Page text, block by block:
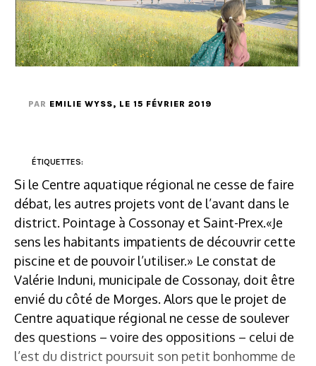
PAR EMILIE WYSS, LE 15 FÉVRIER 2019
ÉTIQUETTES:
Si le Centre aquatique régional ne cesse de faire
débat, les autres projets vont de l’avant dans le
district. Pointage à Cossonay et Saint-Prex.«Je
sens les habitants impatients de découvrir cette
piscine et de pouvoir l’utiliser.» Le constat de
Valérie Induni, municipale de Cossonay, doit être
envié du côté de Morges. Alors que le projet de
Centre aquatique régional ne cesse de soulever
des questions – voire des oppositions – celui de
l’est du district poursuit son petit bonhomme de